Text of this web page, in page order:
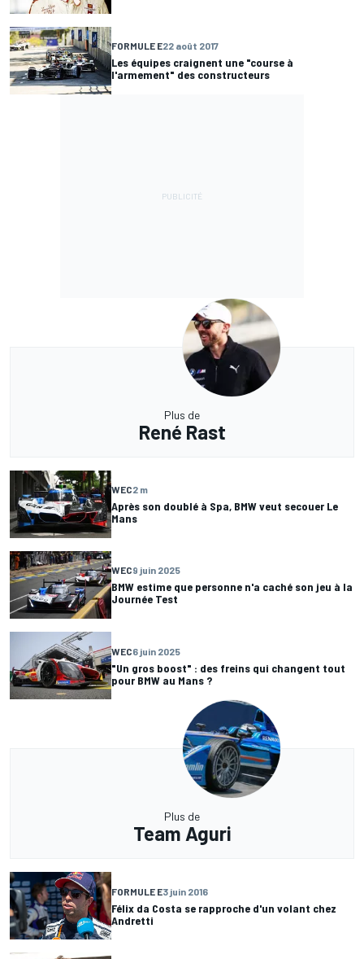
FORMULE E22 août 2017
Les équipes craignent une "course à
l'armement" des constructeurs
Plus de
René Rast
WEC2 m
Après son doublé à Spa, BMW veut secouer Le
Mans
WEC9 juin 2025
BMW estime que personne n'a caché son jeu à la
Journée Test
WEC6 juin 2025
"Un gros boost" : des freins qui changent tout
pour BMW au Mans ?
Plus de
Team Aguri
FORMULE E3 juin 2016
Félix da Costa se rapproche d'un volant chez
Andretti